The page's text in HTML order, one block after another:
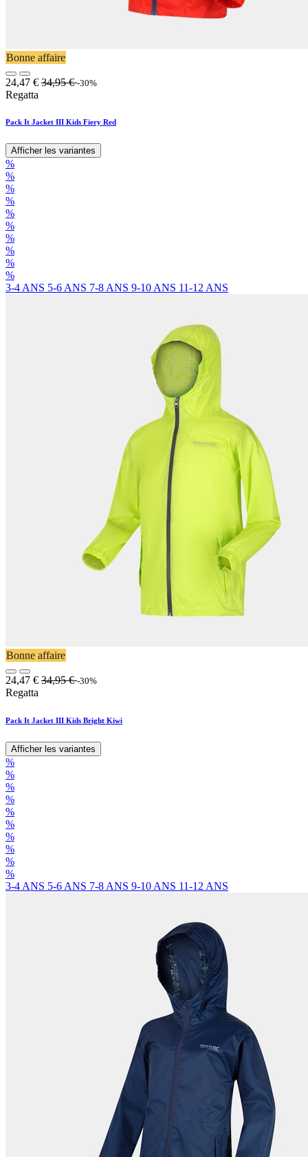
Bonne affaire
24,47 € 34,95€ -30%
Regatta
Pack It Jacket III Kids Fiery Red
Afficher les variantes
%
%
%
%
%
%
%
%
%
%
3-4 ANS 5-6 ANS 7-8 ANS 9-10 ANS 11-12 ANS
Bonne affaire
24,47 € 34,95€ -30%
Regatta
Pack It Jacket III Kids Bright Kiwi
Afficher les variantes
%
%
%
%
%
%
%
%
%
%
3-4 ANS 5-6 ANS 7-8 ANS 9-10 ANS 11-12 ANS